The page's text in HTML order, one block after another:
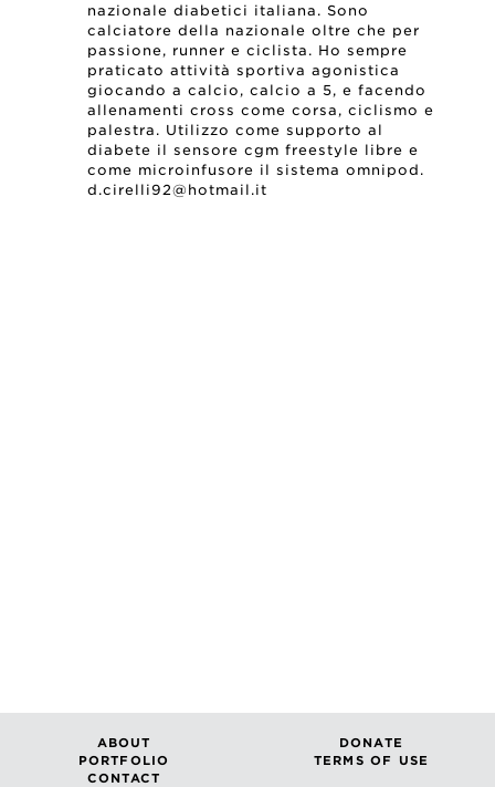
nazionale diabetici italiana. Sono
calciatore della nazionale oltre che per
passione, runner e ciclista. Ho sempre
praticato attività sportiva agonistica
giocando a calcio, calcio a 5, e facendo
allenamenti cross come corsa, ciclismo e
palestra. Utilizzo come supporto al
diabete il sensore cgm freestyle libre e
come microinfusore il sistema omnipod.
d.cirelli92@hotmail.it
ABOUT
DONATE
PORTFOLIO
TERMS OF USE
CONTACT